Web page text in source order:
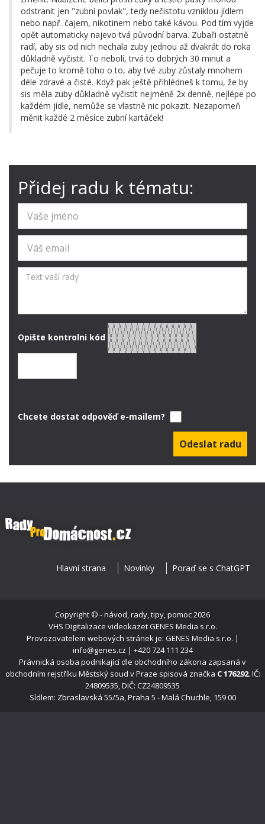
odstranit jen "zubní povlak", tedy nečistotu vzniklou jídlem
nebo např. čajem, nikotinem nebo také kávou. Pod tím vyjde
opět automaticky najevo tvá původní barva. Zubaři ostatně
radí, aby sis od nich nechala zuby jednou až dvakrát do roka
důkladně vyčistit. To nebolí, trvá to dobrých 30 minut a
pečuje to kromě toho o to, aby tvé zuby zůstaly mnohem
déle zdravé a čisté. Když pak ještě přihlédneš k tomu, že by
sis měla zuby důkladně vyčistit nejméně 2x denně, nejlépe po
každém jídle, nemůže se vlastně nic pokazit. Nezapomeň
měnit každé 2 měsíce zubní kartáček!
Přidej radu k tématu:
Opište kontrolni kód
Chcete dostat odpověď e-mailem?
Hlavní strana Novinky Poraď se s ChatGPT
Copyright © - návod, rady, tipy, pomoc2026
VHS Digitalizace videokazetGENES Media s.r.o.
Provozovatelem webových stránek je: GENES Media s.r.o. |
info@genes.cz | +420 724 111 234
Právnická osoba podnikající dle obchodního zákona zapsaná v
obchodním rejstříku Městský soud v Praze spisová značka C 176292. IČ:
24809535, DIČ: CZ24809535
Sídlem: Zbraslavská 55/5a, Praha 5 - Malá Chuchle, 159 00